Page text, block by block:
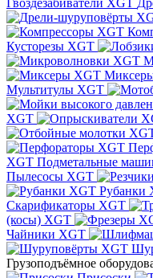
Гвоздезабиватели XGT
Кусторезы XGT
Мультитулы XGT
XGT
XGT Подметальные
Пылесосы XGT
Рубанки
Скарификаторы XGT
(косы) XGT
Чайники XGT
Грузоподъёмное